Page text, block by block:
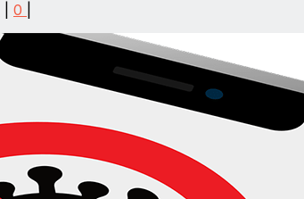
0